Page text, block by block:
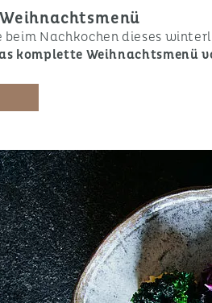
Nachkochen dieses
komplette Weihnachtsmenü